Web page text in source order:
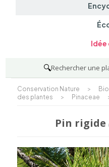
Idée
🔍Rechercher une
Conservation Nature >
des plantes
> Pinaceae
Pin rigide